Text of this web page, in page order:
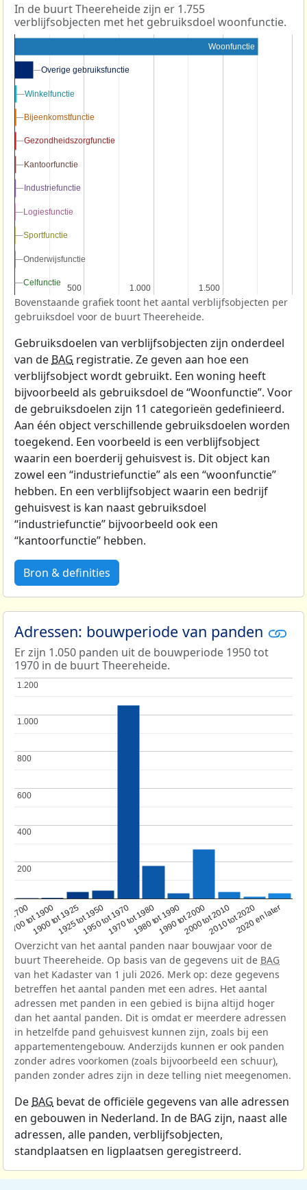
In de buurt Theereheide zijn er 1.755
verblijfsobjecten met het gebruiksdoel woonfunctie.
500
500 1.000
1.000 1.500
1.500
Woonfunctie
Overige gebruiksfunctie
Overige gebruiksfunctie
Winkelfunctie
Winkelfunctie
Bijeenkomstfunctie
Bijeenkomstfunctie
Gezondheidszorgfunctie
Gezondheidszorgfunctie
Kantoorfunctie
Kantoorfunctie
Industriefunctie
Industriefunctie
Logiesfunctie
Logiesfunctie
Sportfunctie
Sportfunctie
Onderwijsfunctie
Onderwijsfunctie
Celfunctie
Celfunctie
Bovenstaande grafiek toont het aantal verblijfsobjecten per
gebruiksdoel voor de buurt Theereheide.
Gebruiksdoelen van verblijfsobjecten zijn onderdeel
van de BAG registratie. Ze geven aan hoe een
verblijfsobject wordt gebruikt. Een woning heeft
bijvoorbeeld als gebruiksdoel de “Woonfunctie”. Voor
de gebruiksdoelen zijn 11 categorieën gedefinieerd.
Aan één object verschillende gebruiksdoelen worden
toegekend. Een voorbeeld is een verblijfsobject
waarin een boerderij gehuisvest is. Dit object kan
zowel een “industriefunctie” als een “woonfunctie”
hebben. En een verblijfsobject waarin een bedrijf
gehuisvest is kan naast gebruiksdoel
“industriefunctie” bijvoorbeeld ook een
“kantoorfunctie” hebben.
Bron & definities
Adressen: bouwperiode van panden
Er zijn 1.050 panden uit de bouwperiode 1950 tot
1970 in de buurt Theereheide.
1700
1700 tot 1900
1900 tot 19251925 tot 19501950 tot 19701970 tot 19801980 tot 19901990 tot 20002000 tot 20102010 tot 20202020 en later
200
200
400
400
600
600
800
800
1.000
1.000
1.200
1.200
Overzicht van het aantal panden naar bouwjaar voor de
buurt Theereheide. Op basis van de gegevens uit de BAG
van het Kadaster van 1 juli 2026. Merk op: deze gegevens
betreffen het aantal panden met een adres. Het aantal
adressen met panden in een gebied is bijna altijd hoger
dan het aantal panden. Dit is omdat er meerdere adressen
in hetzelfde pand gehuisvest kunnen zijn, zoals bij een
appartementengebouw. Anderzijds kunnen er ook panden
zonder adres voorkomen (zoals bijvoorbeeld een schuur),
panden zonder adres zijn in deze telling niet meegenomen.
De BAG bevat de officiële gegevens van alle adressen
en gebouwen in Nederland. In de BAG zijn, naast alle
adressen, alle panden, verblijfsobjecten,
standplaatsen en ligplaatsen geregistreerd.